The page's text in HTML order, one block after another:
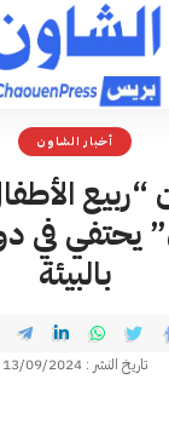
أخبار الشاون
في
بالبيئة
تاريخ النشر : 13/09/2024